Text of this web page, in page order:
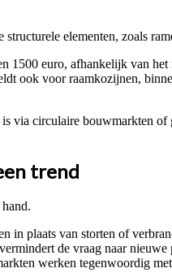
elementen, zoals
1500 euro, afhankelijk van
ook voor raamkozijnen,
via circulaire bouwmarkten
trend
in plaats van storten of
vermindert de vraag naar nieuwe
werken tegenwoordig